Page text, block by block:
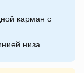
карман с
низа.